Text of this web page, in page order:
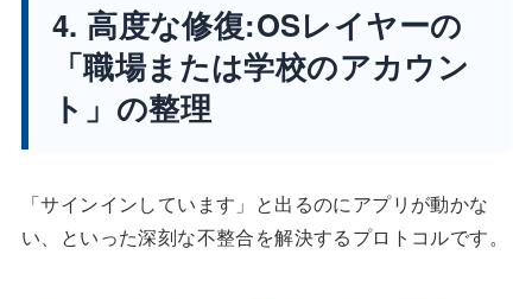
4. 高度な修復:OSレイヤーの
「職場または学校のアカウン
ト」の整理
「サインインしています」と出るのにアプリが動かな
い、といった深刻な不整合を解決するプロトコルです。